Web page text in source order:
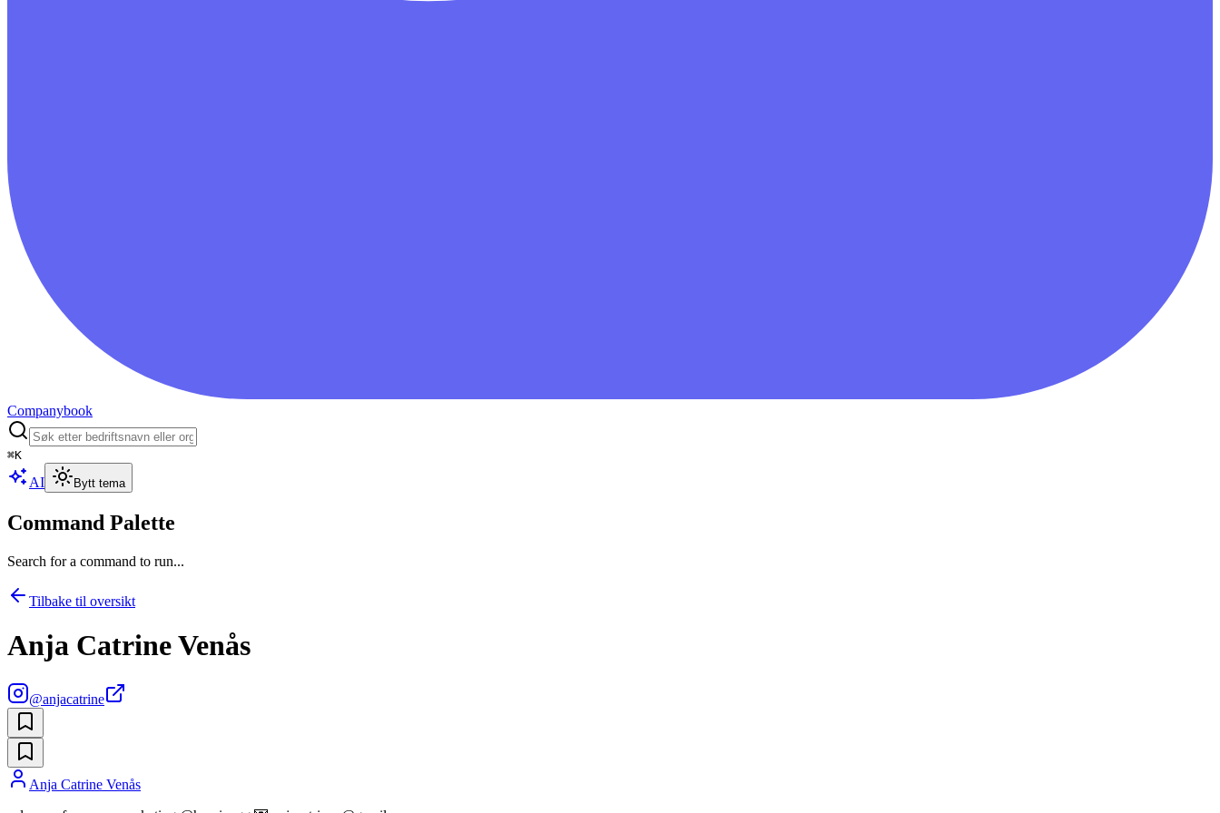
Companybook
⌘K
AI Bytt tema
Command Palette
Search for a command to run...
Tilbake til oversikt
Anja Catrine Venås
@anjacatrine
Anja Catrine Venås